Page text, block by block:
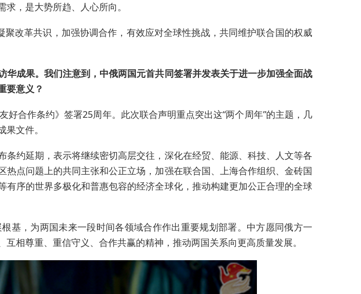
，是大势所趋、人心所向。
改革共识，加强协调合作，有效应对全球性挑战，共同维护联合国的权威
成果。我们注意到，中俄两国元首共同签署并发表关于进一步加强全面战
要意义？
合作条约》签署25周年。此次联合声明重点突出这“两个周年”的主题，几
文件。
约延期，表示将继续密切高层交往，深化在经贸、能源、科技、人文等各
点问题上的共同主张和公正立场，加强在联合国、上海合作组织、金砖国
序的世界多极化和普惠包容的经济全球化，推动构建更加公正合理的全球
基，为两国未来一段时间各领域合作作出重要规划部署。中方愿同俄方一
相尊重、重信守义、合作共赢的精神，推动两国关系向更高质量发展。